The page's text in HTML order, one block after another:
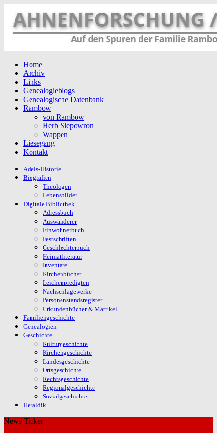
Home
Archiv
Links
Genealogieblogs
Genealogische Datenbank
Rambow
von Rambow
Herb Slepowron
Wappen
Liesegang
Kontakt
Adels-Historie
Biografien
Theologen
Lebensbilder
Digitale Bibliothek
Adressbuch
Auswanderer
Einwohnerbuch
Festschriften
Geschlechterbuch
Heimatliteratur
Inventare
Kirchenbücher
Leichenpredigten
Nachschlagewerke
Personenstandsregister
Urkundenbücher & Matrikel
Familiengeschichte
Genealogien
Geschichte
Kulturgeschichte
Kirchengeschichte
Landesgeschichte
Ortsgeschichte
Rechtsgeschichte
Regionalgeschichte
Sozialgeschichte
Heraldik
News Ticker